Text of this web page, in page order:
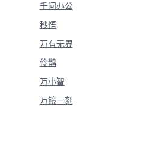
千问办公
秒悟
万有无界
伶鹊
万小智
万镜一刻